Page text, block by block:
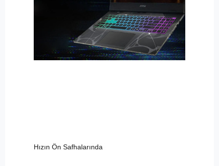
Hızın Ön Safhalarında